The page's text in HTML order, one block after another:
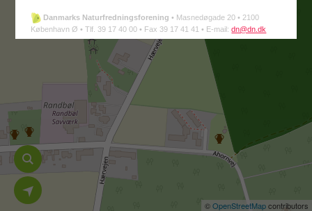
©OpenStreetMapcontributors
Danmarks Naturfredningsforening • Masnedøgade 20 • 2100
København Ø • Tlf. 39 17 40 00 • Fax 39 17 41 41 • E-mail:dn@dn.dk